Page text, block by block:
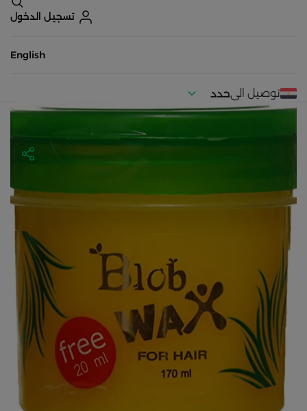
تسجيل الدخول
English
توصيل الىحدد
موقعك